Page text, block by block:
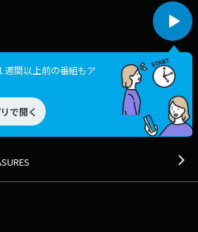
に、エピソードをそえて、 番組ホームペー
からお送りください。 紹介した方には、番
カードPay 3,000円分をプレゼント！ 番
treasures/ メッセージフォー
f/treasures/message Xハッシュタグは
週間以上前の番組もア
で開く